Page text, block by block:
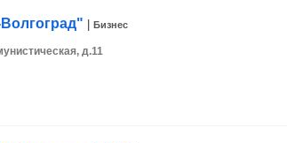
Бизнес
д.11